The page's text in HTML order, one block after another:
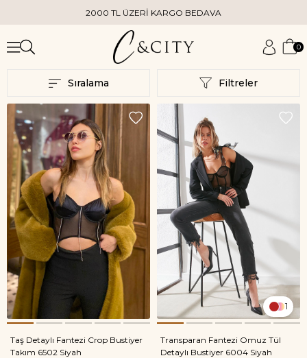
2000 TL ÜZERİ KARGO BEDAVA
0
Filtreler
Sıralama
Taş Detaylı Fantezi Crop Bustiyer
Takım 6502 Siyah
1
Transparan Fantezi Omuz Tül
Detaylı Bustiyer 6004 Siyah